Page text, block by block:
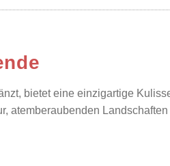
bietet eine einzigartige
atemberaubenden Landschaften